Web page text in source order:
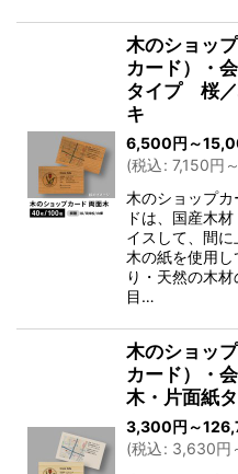
木のショッ
カード）・
タイプ 桜／
キ
6,500円 ～
(税込: 7,150円
木のショップ
ドは、国産木
イスして、間
木の紙を使用
り・天然の木
目…
木のショッ
カード）・
木・片面紙
3,300円 ～
(税込: 3,630円